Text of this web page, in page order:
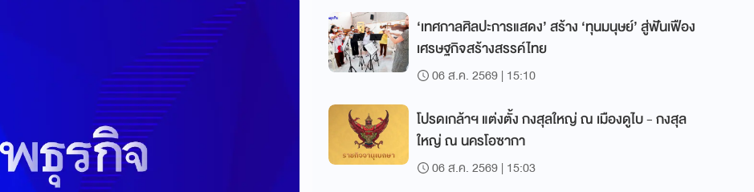
‘เทศกาลศิลปะการแสดง’ สร้าง ‘ทุนมนุษย์’ สู่ฟันเฟือง
เศรษฐกิจสร้างสรรค์ไทย
06 ส.ค. 2569 | 15:10
โปรดเกล้าฯ แต่งตั้ง กงสุลใหญ่ ณ เมืองดูไบ - กงสุล
ใหญ่ ณ นครโอซากา
06 ส.ค. 2569 | 15:03